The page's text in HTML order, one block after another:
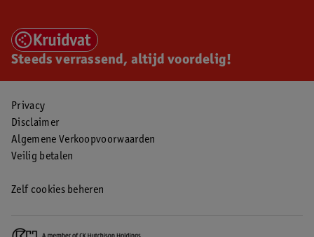
Steeds verrassend, altijd voordelig!
Privacy
Disclaimer
Algemene Verkoopvoorwaarden
Veilig betalen
Zelf cookies beheren